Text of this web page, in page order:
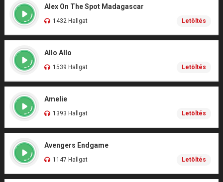
Alex On The Spot Madagascar
1432 Hallgat Letöltés
Allo Allo
1539 Hallgat Letöltés
Amelie
1393 Hallgat Letöltés
Avengers Endgame
1147 Hallgat Letöltés